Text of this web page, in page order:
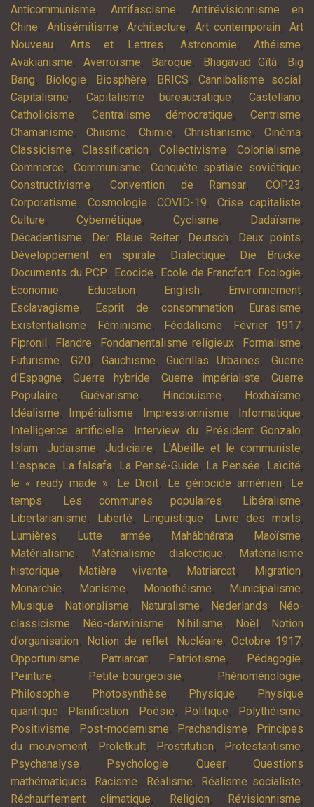
Anticommunisme, Antifascisme, Antirévisionnisme en
Chine, Antisémitisme,Architecture, Art contemporain,Art
Nouveau,Arts et Lettres, Astronomie,Athéisme,
Avakianisme,Averroïsme, Baroque, Bhagavad Gîtâ,
Big
Bang, Biologie, Biosphère, BRICS,Cannibalisme social ,
Capitalisme,Capitalisme bureaucratique,Castellano,
Catholicisme,Centralisme démocratique,Centrisme,
Chamanisme, Chiisme, Chimie,Christianisme, Cinéma,
Classicisme, Classification, Collectivisme, Colonialisme,
Commerce, Communisme, Conquête spatiale soviétique,
Constructivisme, Convention de Ramsar, COP23 ,
Corporatisme, Cosmologie, COVID-19, Crise capitaliste,
Culture, Cybernétique, Cyclisme, Dadaïsme,
Décadentisme, Der Blaue Reiter, Deutsch, Deux points,
Développement en spirale, Dialectique, Die Brücke,
Documents du PCP, Ecocide, Ecole de Francfort, Ecologie,
Economie, Education, English, Environnement,
Esclavagisme, Esprit de consommation, Eurasisme,
Existentialisme, Féminisme, Féodalisme, Février 1917,
Fipronil , Flandre, Fondamentalisme religieux, Formalisme,
Futurisme, G20, Gauchisme,Guérillas Urbaines,Guerre
d'Espagne,Guerre hybride,Guerre impérialiste,Guerre
Populaire,Guévarisme, Hindouisme, Hoxhaïsme,
Idéalisme, Impérialisme, Impressionnisme, Informatique,
Intelligence artificielle, Interview du Président Gonzalo,
Islam, Judaïsme, Judiciaire, L'Abeille et le communiste,
L’espace, La falsafa, La Pensé-Guide, La Pensée, Laïcité,
le « ready made », Le Droit, Le génocide arménien,
Le
temps, Les communes populaires, Libéralisme,
Libertarianisme, Liberté, Linguistique, Livre des morts,
Lumières, Lutte armée, Mahâbhârata, Maoïsme,
Matérialisme, Matérialisme dialectique,
Matérialisme
historique, Matière vivante, Matriarcat, Migration,
Monarchie, Monisme, Monothéisme, Municipalisme,
Musique, Nationalisme, Naturalisme, Nederlands,
Néo-
classicisme, Néo-darwinisme, Nihilisme, Noël ,
Notion
d’organisation, Notion de reflet, Nucléaire, Octobre 1917,
Opportunisme, Patriarcat, Patriotisme, Pédagogie,
Peinture, Petite-bourgeoisie, Phénoménologie,
Philosophie, Photosynthèse, Physique,
Physique
quantique, Planification, Poésie, Politique, Polythéisme,
Positivisme, Post-modernisme, Prachandisme,
Principes
du mouvement, Proletkult, Prostitution, Protestantisme,
Psychanalyse, Psychologie, Queer,Questions
mathématiques, Racisme, Réalisme, Réalisme socialiste,
Réchauffement climatique, Religion, Révisionnisme,